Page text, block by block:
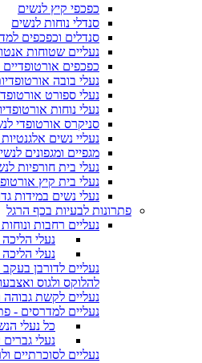
כפכפי קיץ לנשים
סנדלי נוחות לנשים
סנדלים וכפכפים
נעליים שטוחות
כפכפים אורטופדיים
נעלי בובה
נעלי ספורט
נעלי נוחות
סניקרס אורטופדי
נעליי נשים
מגפיים ומגפונים
נעלי בית חורפיות
נעלי בית קיץ
נעלי נשים במידות
פתרונות לבעיות בכף הרגל
נעליים רחבות
נעלי
נעלי
נעליים לדורבן
להלוקס ולגוס
נעליים לקשת גבוהה
נעליים למדרסים -
כל נעלי
נעלי
נעליים לסוכרתיים